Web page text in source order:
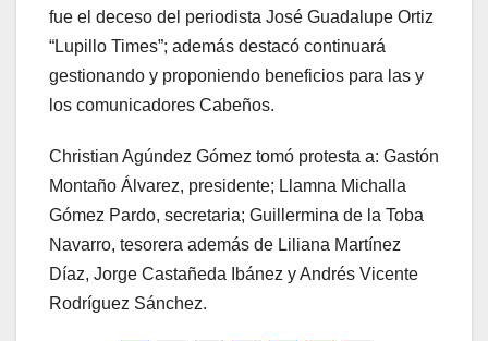
fue el deceso del periodista José Guadalupe Ortiz
“Lupillo Times”; además destacó continuará
gestionando y proponiendo beneficios para las y
los comunicadores Cabeños.
Christian Agúndez Gómez tomó protesta a: Gastón
Montaño Álvarez, presidente; Llamna Michalla
Gómez Pardo, secretaria; Guillermina de la Toba
Navarro, tesorera además de Liliana Martínez
Díaz, Jorge Castañeda Ibánez y Andrés Vicente
Rodríguez Sánchez.